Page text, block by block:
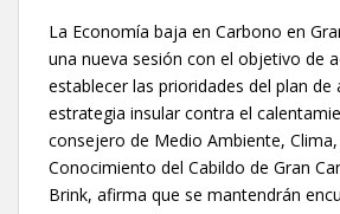
La Economía baja en Carbono en
una nueva sesión con el objetivo de
establecer las prioridades del plan de
estrategia insular contra el
consejero de Medio Ambiente, Clima,
Conocimiento del Cabildo de Gran
Brink, afirma que se mantendrán